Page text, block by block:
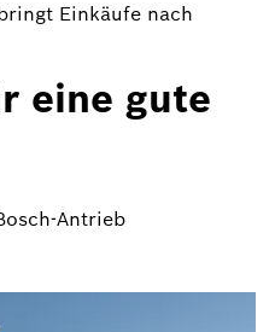
Einkäufe nach
eine gute
Antrieb